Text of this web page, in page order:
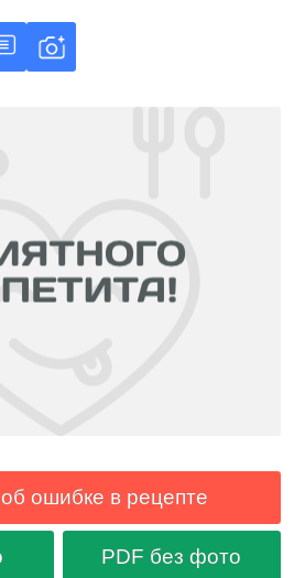
ошибке в рецепте
PDF без фото